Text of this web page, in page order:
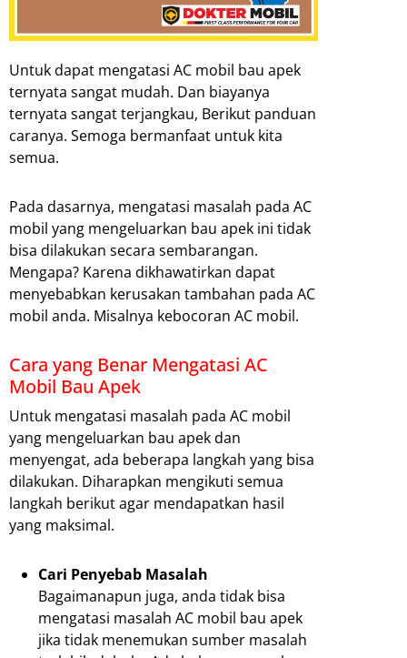
Untuk dapat mengatasi AC mobil bau apek
ternyata sangat mudah. Dan biayanya
ternyata sangat terjangkau, Berikut panduan
caranya. Semoga bermanfaat untuk kita
semua.
Pada dasarnya, mengatasi masalah pada AC
mobil yang mengeluarkan bau apek ini tidak
bisa dilakukan secara sembarangan.
Mengapa? Karena dikhawatirkan dapat
menyebabkan kerusakan tambahan pada AC
mobil anda. Misalnya kebocoran AC mobil.
Cara yang Benar Mengatasi AC
Mobil Bau Apek
Untuk mengatasi masalah pada AC mobil
yang mengeluarkan bau apek dan
menyengat, ada beberapa langkah yang bisa
dilakukan. Diharapkan mengikuti semua
langkah berikut agar mendapatkan hasil
yang maksimal.
Cari Penyebab Masalah
Bagaimanapun juga, anda tidak bisa
mengatasi masalah AC mobil bau apek
jika tidak menemukan sumber masalah